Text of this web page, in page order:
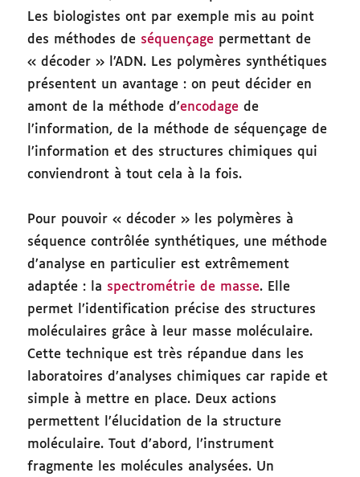
Les biologistes ont par exemple mis au point
des méthodes de séquençage permettant de
« décoder » l’ADN. Les polymères synthétiques
présentent un avantage : on peut décider en
amont de la méthode d’encodage de
l’information, de la méthode de séquençage de
l’information et des structures chimiques qui
conviendront à tout cela à la fois.
Pour pouvoir « décoder » les polymères à
séquence contrôlée synthétiques, une méthode
d’analyse en particulier est extrêmement
adaptée : la spectrométrie de masse. Elle
permet l’identification précise des structures
moléculaires grâce à leur masse moléculaire.
Cette technique est très répandue dans les
laboratoires d’analyses chimiques car rapide et
simple à mettre en place. Deux actions
permettent l’élucidation de la structure
moléculaire. Tout d’abord, l’instrument
fragmente les molécules analysées. Un